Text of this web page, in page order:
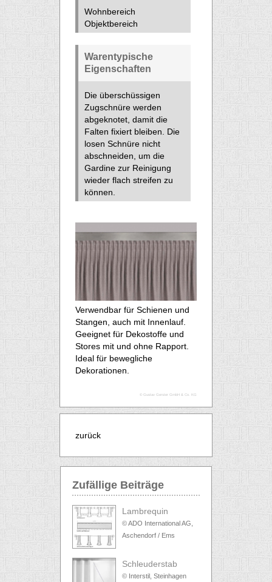
Wohnbereich
Objektbereich
Warentypische
Eigenschaften
Die überschüssigen
Zugschnüre werden
abgeknotet, damit die
Falten fixiert bleiben. Die
losen Schnüre nicht
abschneiden, um die
Gardine zur Reinigung
wieder flach streifen zu
können.
Verwendbar für Schienen und
Stangen, auch mit Innenlauf.
Geeignet für Dekostoffe und
Stores mit und ohne Rapport.
Ideal für bewegliche
Dekorationen.
© Gustav Gerster GmbH & Co. KG
zurück
Zufällige Beiträge
Lambrequin
© ADO International AG,
Aschendorf / Ems
Schleuderstab
© Interstil, Steinhagen